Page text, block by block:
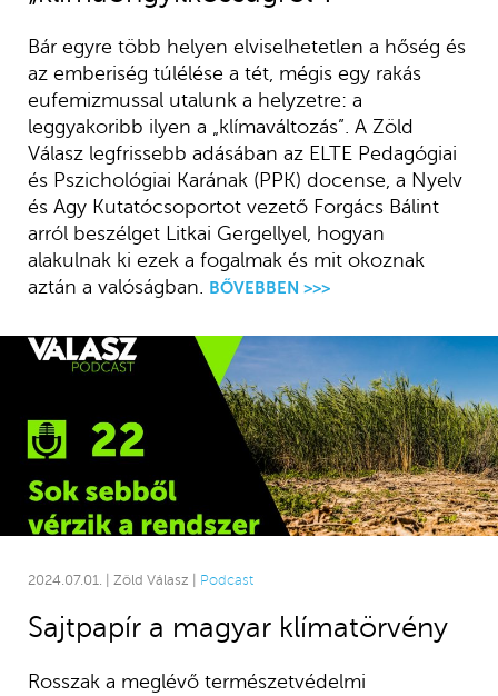
Bár egyre több helyen elviselhetetlen a hőség és
az emberiség túlélése a tét, mégis egy rakás
eufemizmussal utalunk a helyzetre: a
leggyakoribb ilyen a „klímaváltozás”. A Zöld
Válasz legfrissebb adásában az ELTE Pedagógiai
és Pszichológiai Karának (PPK) docense, a Nyelv
és Agy Kutatócsoportot vezető Forgács Bálint
arról beszélget Litkai Gergellyel, hogyan
alakulnak ki ezek a fogalmak és mit okoznak
aztán a valóságban.
BŐVEBBEN >>>
2024.07.01. | Zöld Válasz | Podcast
Sajtpapír a magyar klímatörvény
Rosszak a meglévő természetvédelmi